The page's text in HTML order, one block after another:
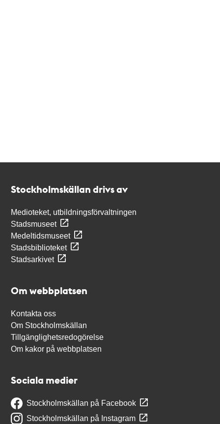
Stockholmskällan drivs av
Medioteket, utbildningsförvaltningen
Stadsmuseet
Medeltidsmuseet
Stadsbiblioteket
Stadsarkivet
Om webbplatsen
Kontakta oss
Om Stockholmskällan
Tillgänglighetsredogörelse
Om kakor på webbplatsen
Sociala medier
Stockholmskällan på Facebook
Stockholmskällan på Instagram